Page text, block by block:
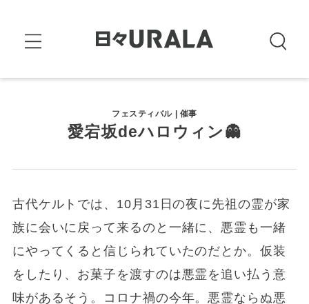
フェスティバル | 催事
愛宕坂deハロウィン👻
古代ケルトでは、10月31日の夜に先祖の霊が家
族に会いに戻って来るのと一緒に、悪霊も一緒
にやってくると信じられていたのだとか。仮装
をしたり、お菓子を渡すのは悪霊を追い払う意
味があるそう。コロナ禍の今年。悪霊ならぬ悪